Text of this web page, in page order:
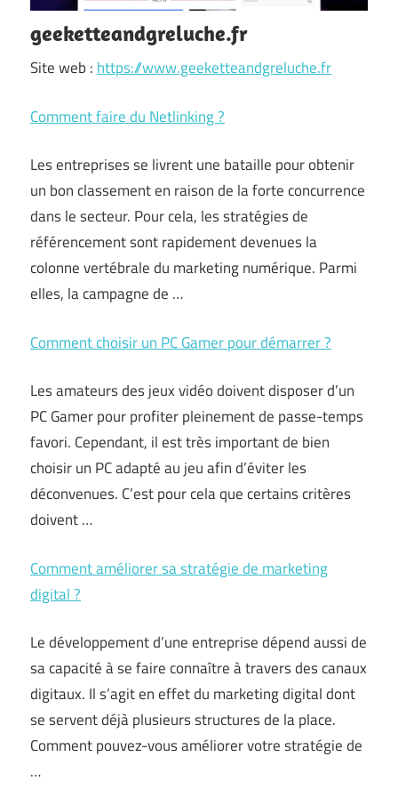
geeketteandgreluche.fr
Site web :https://www.geeketteandgreluche.fr
Comment faire du Netlinking ?
Les entreprises se livrent une bataille pour obtenir
un bon classement en raison de la forte concurrence
dans le secteur. Pour cela, les stratégies de
référencement sont rapidement devenues la
colonne vertébrale du marketing numérique. Parmi
elles, la campagne de …
Comment choisir un PC Gamer pour démarrer ?
Les amateurs des jeux vidéo doivent disposer d’un
PC Gamer pour profiter pleinement de passe-temps
favori. Cependant, il est très important de bien
choisir un PC adapté au jeu afin d’éviter les
déconvenues. C’est pour cela que certains critères
doivent …
Comment améliorer sa stratégie de marketing
digital ?
Le développement d’une entreprise dépend aussi de
sa capacité à se faire connaître à travers des canaux
digitaux. Il s’agit en effet du marketing digital dont
se servent déjà plusieurs structures de la place.
Comment pouvez-vous améliorer votre stratégie de
…